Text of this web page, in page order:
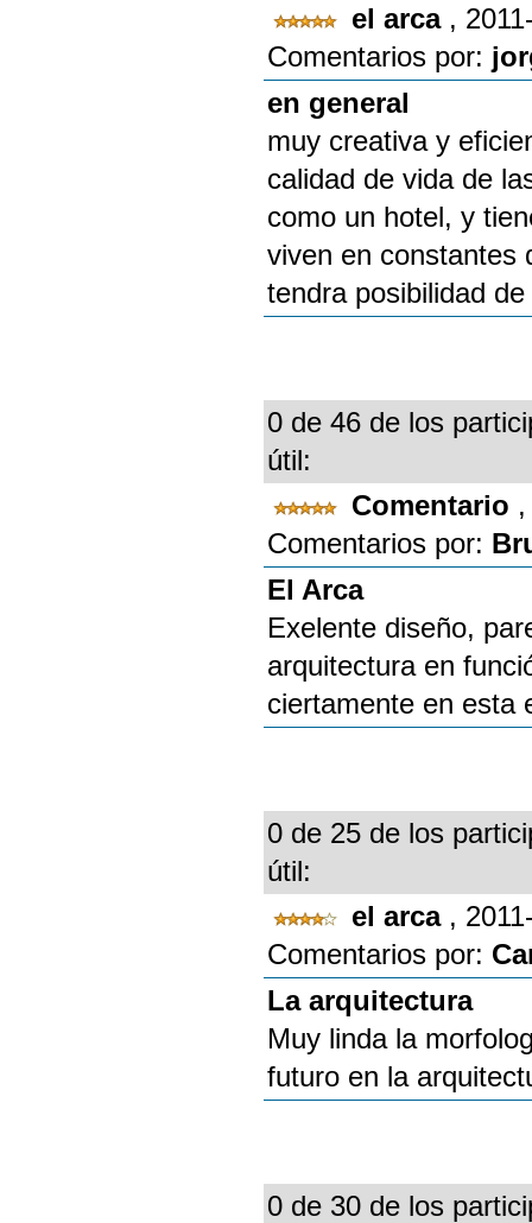
el arca ,
Comentarios por:
en general
muy creativa y
calidad de vida de
como un hotel, y
viven en constantes
tendra posibilidad
0 de 46 de los
útil:
Comentario
Comentarios por:
El Arca
Exelente diseño,
arquitectura en
ciertamente en esta
0 de 25 de los
útil:
el arca ,
Comentarios por:
La arquitectura
Muy linda la
futuro en la
0 de 30 de los